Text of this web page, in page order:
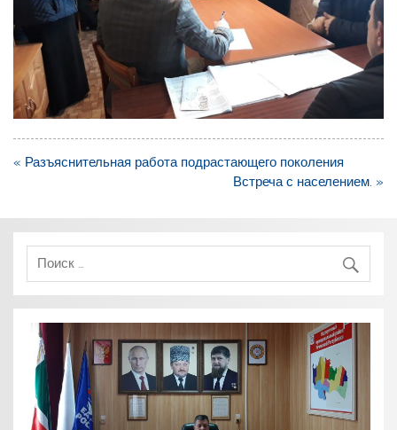
Навигация
« Разъяснительная работа подрастающего поколения
Встреча с населением. »